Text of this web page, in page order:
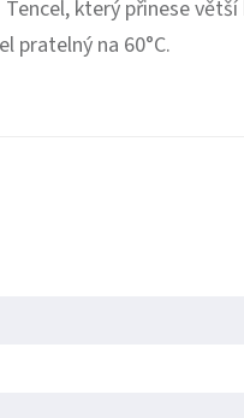
který přinese
pratelný na 60°C.